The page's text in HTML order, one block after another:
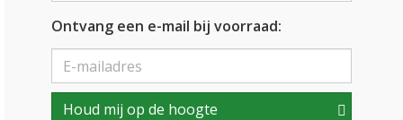
Ontvang een e-mail bij voorraad:
Houd mij op de hoogte